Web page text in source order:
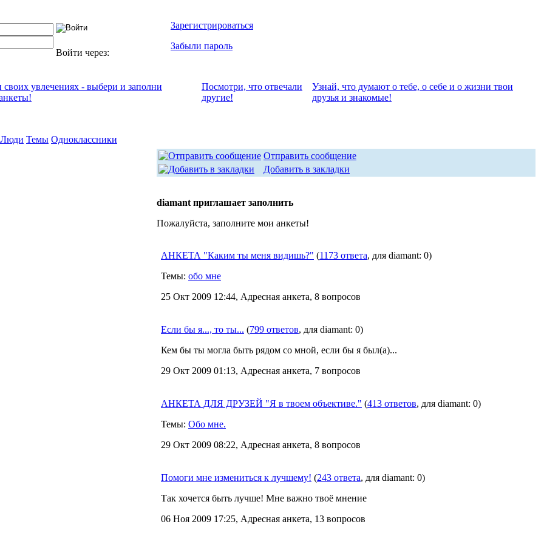
Войти через:
Зарегистрироваться
Забыли пароль
своих увлечениях - выбери и заполни
Посмотри, что отвeчали
другие!
Узнай, что думают о тебе, о себе и о жизни твои
друзья и знакомые!
Люди Темы Одноклассники
Отправить сообщение
Добавить в закладки
diamant приглашает заполнить
Пожалуйста, заполните мои анкеты!
АНКЕТА "Каким ты меня видишь?" (1173 ответа, для diamant: 0)
Темы: обо мне
25 Окт 2009 12:44, Адресная анкета, 8 вопросов
Если бы я..., то ты... (799 ответов, для diamant: 0)
Кем бы ты могла быть рядом со мной, если бы я был(а)...
29 Окт 2009 01:13, Адресная анкета, 7 вопросов
АНКЕТА ДЛЯ ДРУЗЕЙ "Я в твоем объективе." (413 ответов, для diamant: 0)
Темы: Обо мне.
29 Окт 2009 08:22, Адресная анкета, 8 вопросов
Помоги мне измениться к лучшему! (243 ответа, для diamant: 0)
Так хочется быть лучше! Мне важно твоё мнение
06 Ноя 2009 17:25, Адресная анкета, 13 вопросов